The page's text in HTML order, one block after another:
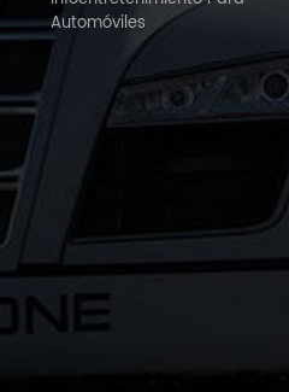
Automóviles